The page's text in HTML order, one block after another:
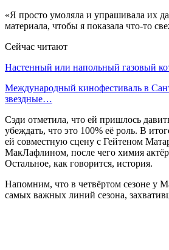
«Я просто умоляла и упрашивала их
материала, чтобы я показала что-то
Сейчас читают
Настенный или напольный газовый
Международный кинофестиваль в
звездные…
Сэди отметила, что ей пришлось
убеждать, что это 100% её роль. В
ей совместную сцену с Гейтеном
МакЛафлином, после чего химия
Остальное, как говорится, история.
Напомним, что в четвёртом сезоне у
самых важных линий сезона,